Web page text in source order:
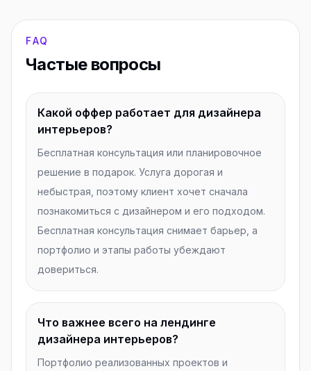
FAQ
Частые вопросы
Какой оффер работает для дизайнера
интерьеров?
Бесплатная консультация или планировочное
решение в подарок. Услуга дорогая и
небыстрая, поэтому клиент хочет сначала
познакомиться с дизайнером и его подходом.
Бесплатная консультация снимает барьер, а
портфолио и этапы работы убеждают
довериться.
Что важнее всего на лендинге
дизайнера интерьеров?
Портфолио реализованных проектов и